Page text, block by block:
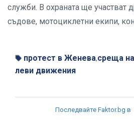
служби. В охраната ще участват
съдове, мотоциклетни екипи,
протест в Женева,среща
леви движения
Последвайте Faktor.bg в